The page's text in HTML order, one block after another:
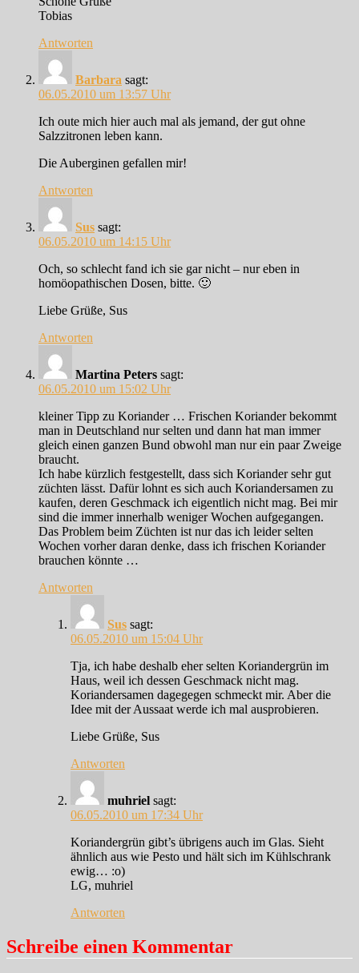
Tobias
Antworten
Barbara sagt:
06.05.2010 um 13:57 Uhr
Ich oute mich hier auch mal als jemand, der gut ohne
Salzzitronen leben kann.
Die Auberginen gefallen mir!
Antworten
Sus sagt:
06.05.2010 um 14:15 Uhr
Och, so schlecht fand ich sie gar nicht – nur eben in
homöopathischen Dosen, bitte. 🙂
Liebe Grüße, Sus
Antworten
Martina Peters sagt:
06.05.2010 um 15:02 Uhr
kleiner Tipp zu Koriander … Frischen Koriander bekommt
man in Deutschland nur selten und dann hat man immer
gleich einen ganzen Bund obwohl man nur ein paar Zweige
braucht.
Ich habe kürzlich festgestellt, dass sich Koriander sehr gut
züchten lässt. Dafür lohnt es sich auch Koriandersamen zu
kaufen, deren Geschmack ich eigentlich nicht mag. Bei mir
sind die immer innerhalb weniger Wochen aufgegangen.
Das Problem beim Züchten ist nur das ich leider selten
Wochen vorher daran denke, dass ich frischen Koriander
brauchen könnte …
Antworten
Sus sagt:
06.05.2010 um 15:04 Uhr
Tja, ich habe deshalb eher selten Koriandergrün im
Haus, weil ich dessen Geschmack nicht mag.
Koriandersamen dagegegen schmeckt mir. Aber die
Idee mit der Aussaat werde ich mal ausprobieren.
Liebe Grüße, Sus
Antworten
muhriel sagt:
06.05.2010 um 17:34 Uhr
Koriandergrün gibt’s übrigens auch im Glas. Sieht
ähnlich aus wie Pesto und hält sich im Kühlschrank
ewig… :o)
LG, muhriel
Antworten
Schreibe einen Kommentar